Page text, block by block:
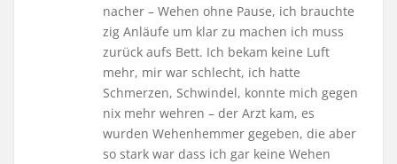
nacher – Wehen ohne Pause, ich brauchte
zig Anläufe um klar zu machen ich muss
zurück aufs Bett. Ich bekam keine Luft
mehr, mir war schlecht, ich hatte
Schmerzen, Schwindel, konnte mich gegen
nix mehr wehren – der Arzt kam, es
wurden Wehenhemmer gegeben, die aber
so stark war dass ich gar keine Wehen